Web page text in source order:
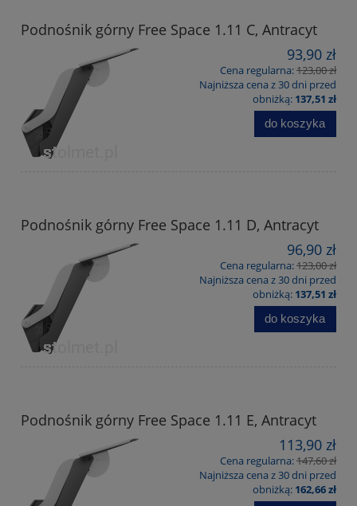
Podnośnik górny Free Space 1.11 C, Antracyt
93,90 zł
Cena regularna:123,00 zł
Najniższa cena z 30 dni przed
obniżką: 137,51 zł
do koszyka
Podnośnik górny Free Space 1.11 D, Antracyt
96,90 zł
Cena regularna:123,00 zł
Najniższa cena z 30 dni przed
obniżką: 137,51 zł
do koszyka
Podnośnik górny Free Space 1.11 E, Antracyt
113,90 zł
Cena regularna:147,60 zł
Najniższa cena z 30 dni przed
obniżką: 162,66 zł